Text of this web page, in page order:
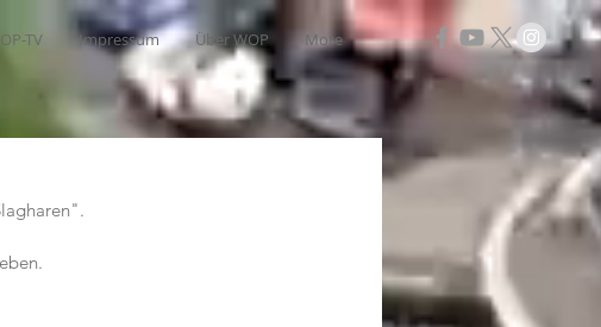
TV Impressum Über WOP More